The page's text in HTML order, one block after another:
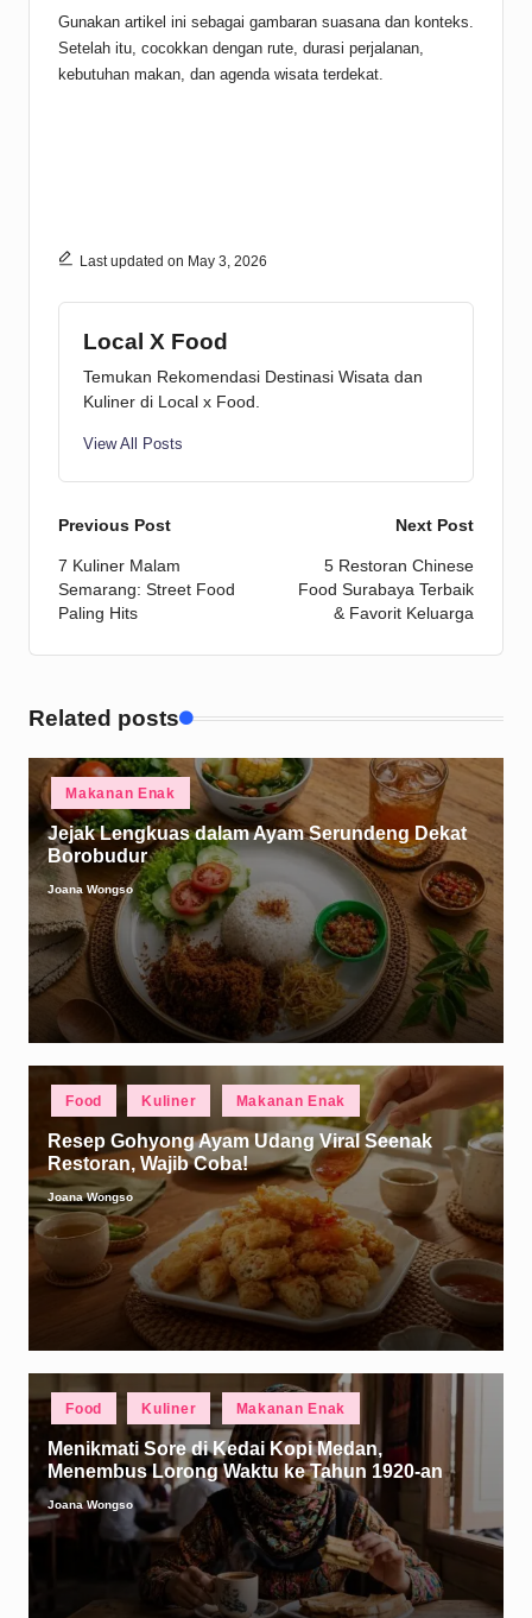
Gunakan artikel ini sebagai gambaran suasana dan konteks.
Setelah itu, cocokkan dengan rute, durasi perjalanan,
kebutuhan makan, dan agenda wisata terdekat.
Last updated on May 3, 2026
Local X Food
Temukan Rekomendasi Destinasi Wisata dan
Kuliner di Local x Food.
View All Posts
Post
navigation
Previous Post
7 Kuliner Malam
Semarang: Street Food
Paling Hits
Next Post
5 Restoran Chinese
Food Surabaya Terbaik
& Favorit Keluarga
Related posts
Posted
Makanan Enak
Jejak Lengkuas dalam Ayam Serundeng Dekat
Borobudur
Posted
by
Joana Wongso
Food Kuliner Makanan Enak
Resep Gohyong Ayam Udang Viral Seenak
Restoran, Wajib Coba!
Posted
by
Joana Wongso
Posted
Food Kuliner Makanan Enak
Menikmati Sore di Kedai Kopi Medan,
Menembus Lorong Waktu ke Tahun 1920-an
Posted
Joana Wongso